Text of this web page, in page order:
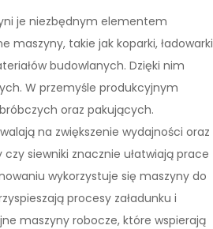
je niezbędnym elementem
maszyny, takie jak koparki, ładowarki
budowlanych. Dzięki nim
W przemyśle produkcyjnym
oraz pakujących.
na zwiększenie wydajności oraz
siewniki znacznie ułatwiają prace
wykorzystuje się maszyny do
procesy załadunku i
maszyny robocze, które wspierają